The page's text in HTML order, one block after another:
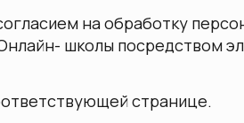
на обработку
школы посредством
странице.